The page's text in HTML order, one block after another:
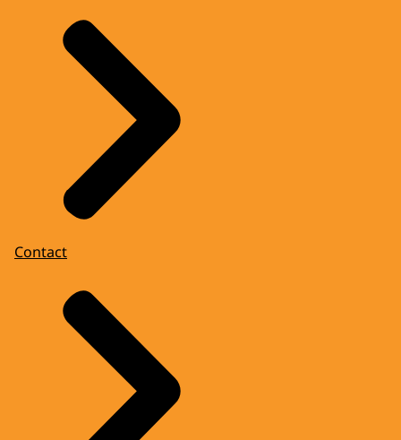
Contact